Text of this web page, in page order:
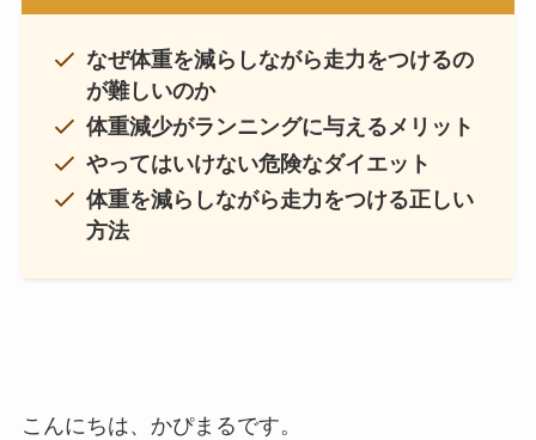
なぜ体重を減らしながら走力をつけるの
が難しいのか
体重減少がランニングに与えるメリット
やってはいけない危険なダイエット
体重を減らしながら走力をつける正しい
方法
こんにちは、かぴまるです。